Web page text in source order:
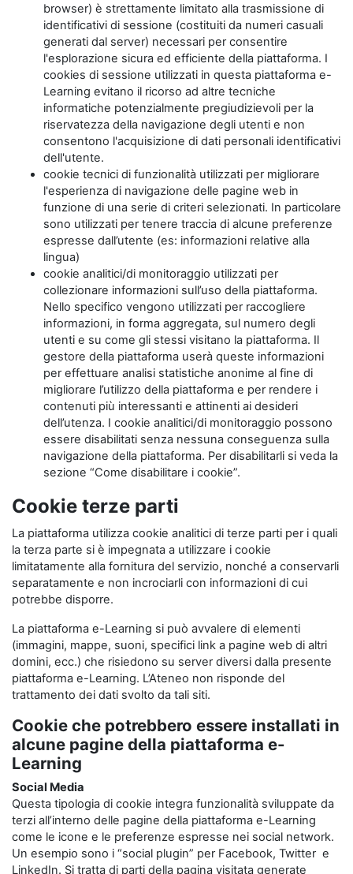
browser) è strettamente limitato alla trasmissione di
identificativi di sessione (costituiti da numeri casuali
generati dal server) necessari per consentire
l'esplorazione sicura ed efficiente della piattaforma. I
cookies di sessione utilizzati in questa piattaforma e-
Learning evitano il ricorso ad altre tecniche
informatiche potenzialmente pregiudizievoli per la
riservatezza della navigazione degli utenti e non
consentono l'acquisizione di dati personali identificativi
dell'utente.
cookie tecnici di funzionalità utilizzati per migliorare
l'esperienza di navigazione delle pagine web in
funzione di una serie di criteri selezionati. In particolare
sono utilizzati per tenere traccia di alcune preferenze
espresse dall’utente (es: informazioni relative alla
lingua)
cookie analitici/di monitoraggio utilizzati per
collezionare informazioni sull’uso della piattaforma.
Nello specifico vengono utilizzati per raccogliere
informazioni, in forma aggregata, sul numero degli
utenti e su come gli stessi visitano la piattaforma. Il
gestore della piattaforma userà queste informazioni
per effettuare analisi statistiche anonime al fine di
migliorare l’utilizzo della piattaforma e per rendere i
contenuti più interessanti e attinenti ai desideri
dell’utenza. I cookie analitici/di monitoraggio possono
essere disabilitati senza nessuna conseguenza sulla
navigazione della piattaforma. Per disabilitarli si veda la
sezione “Come disabilitare i cookie”.
Cookie terze parti
La piattaforma utilizza cookie analitici di terze parti per i quali
la terza parte si è impegnata a utilizzare i cookie
limitatamente alla fornitura del servizio, nonché a conservarli
separatamente e non incrociarli con informazioni di cui
potrebbe disporre.
La piattaforma e-Learning si può avvalere di elementi
(immagini, mappe, suoni, specifici link a pagine web di altri
domini, ecc.) che risiedono su server diversi dalla presente
piattaforma e-Learning. L’Ateneo non risponde del
trattamento dei dati svolto da tali siti.
Cookie che potrebbero essere installati in
alcune pagine della piattaforma e-
Learning
Social Media
Questa tipologia di cookie integra funzionalità sviluppate da
terzi all’interno delle pagine della piattaforma e-Learning
come le icone e le preferenze espresse nei social network.
Un esempio sono i “social plugin” per Facebook, Twitter e
LinkedIn. Si tratta di parti della pagina visitata generate